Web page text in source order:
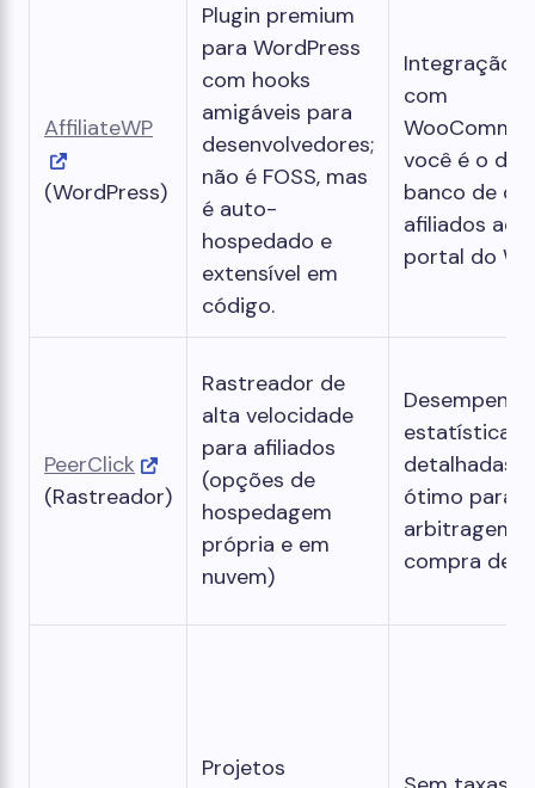
AffiliateWP
(WordPress)
Plugin premium
para WordPress
com hooks
amigáveis ​​para
desenvolvedores;
não é FOSS, mas
é auto-
hospedado e
extensível em
código.
Integração
com
você é o
banco de
afiliados
portal do
PeerClick
(Rastreador)
Rastreador de
alta velocidade
para afiliados
(opções de
hospedagem
própria e em
nuvem)
estatísticas
detalhadas
ótimo para
arbitragem e
compra de
Projetos